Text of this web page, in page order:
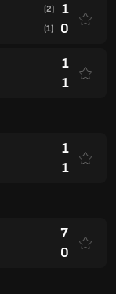
(2) 1
(1) 0
1
1
1
1
7
0